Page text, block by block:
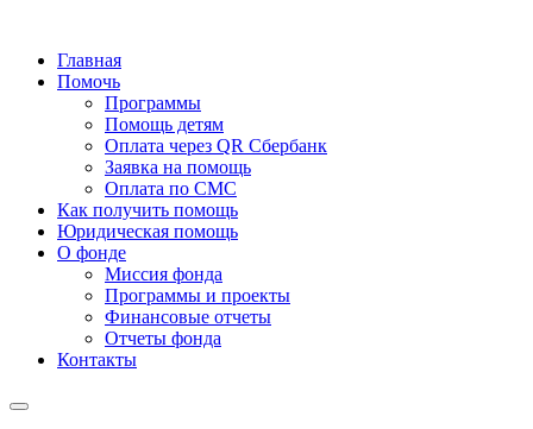
Главная
Помочь
Программы
Помощь детям
Оплата через QR Сбербанк
Заявка на помощь
Оплата по СМС
Как получить помощь
Юридическая помощь
О фонде
Миссия фонда
Программы и проекты
Финансовые отчеты
Отчеты фонда
Контакты